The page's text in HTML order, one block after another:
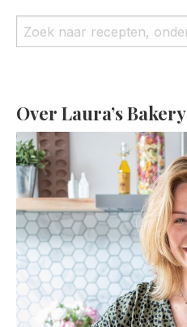
Over Laura’s Bakery